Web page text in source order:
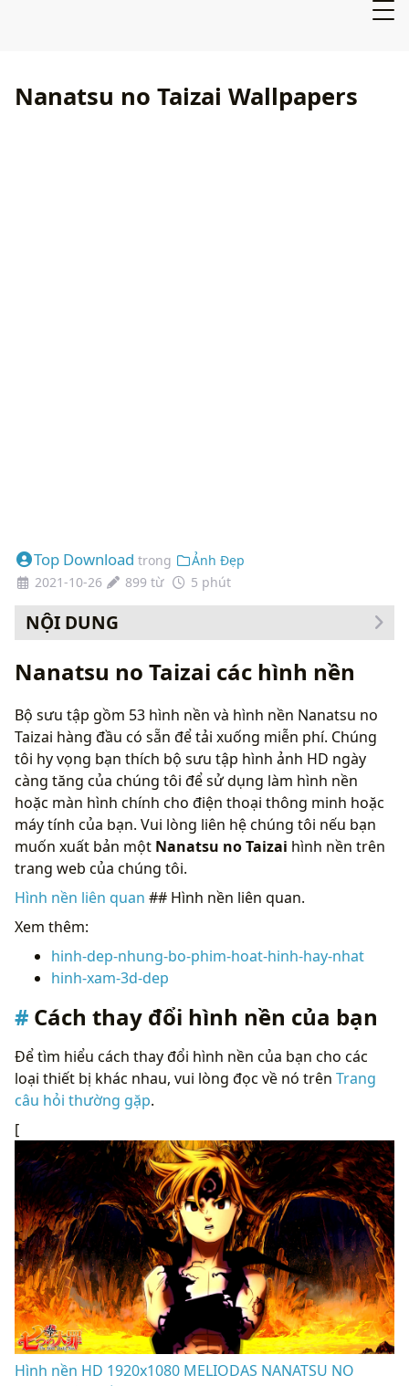
Nanatsu no Taizai Wallpapers
Top Download trong
Ảnh Đẹp
2021-10-26
899 từ 5 phút
NỘI DUNG
Nanatsu no Taizai các hình nền
Bộ sưu tập gồm 53 hình nền và hình nền Nanatsu no
Taizai hàng đầu có sẵn để tải xuống miễn phí. Chúng
tôi hy vọng bạn thích bộ sưu tập hình ảnh HD ngày
càng tăng của chúng tôi để sử dụng làm hình nền
hoặc màn hình chính cho điện thoại thông minh hoặc
máy tính của bạn. Vui lòng liên hệ chúng tôi nếu bạn
muốn xuất bản một Nanatsu no Taizai hình nền trên
trang web của chúng tôi.
Hình nền liên quan ## Hình nền liên quan.
Xem thêm:
hinh-dep-nhung-bo-phim-hoat-hinh-hay-nhat
hinh-xam-3d-dep
Cách thay đổi hình nền của bạn
Để tìm hiểu cách thay đổi hình nền của bạn cho các
loại thiết bị khác nhau, vui lòng đọc về nó trên Trang
câu hỏi thường gặp.
[
Hình nền HD 1920x1080 MELIODAS NANATSU NO